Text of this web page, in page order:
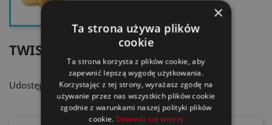
TWISTED WOOL PAD
Udostępnij
×
Ta strona używa plików
cookie
Ta strona korzysta z plików cookie, aby
zapewnić lepszą wygodę użytkowania.
Korzystając z tej strony, wyrażasz zgodę na
używanie przez nas wszystkich plików cookie
zgodnie z warunkami naszej polityki plików
cookie. Dowiedz się więcej